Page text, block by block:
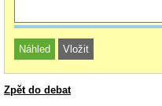
Zpět do debat